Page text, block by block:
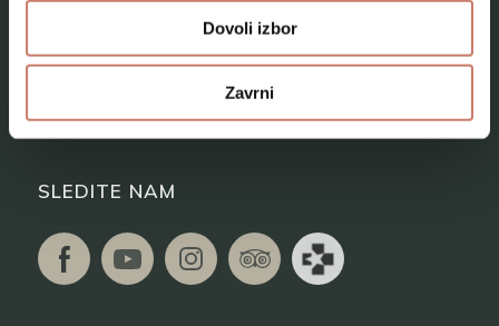
Dovoli izbor
Zavrni
Kje smo
SLEDITE NAM